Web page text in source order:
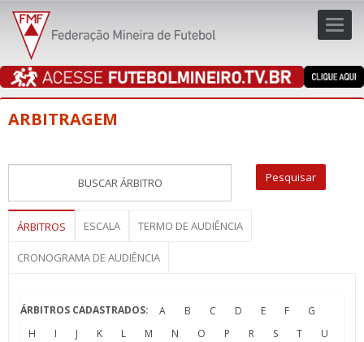
ARBITRAGEM
ÁRBITROS ESCALA TERMO DE AUDIÊNCIA
CRONOGRAMA DE AUDIÊNCIA
ÁRBITROS CADASTRADOS: A B C D E F
G
H
I J K L M N O P R S T
U